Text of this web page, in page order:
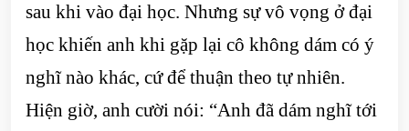
sau khi vào đại học. Nhưng sự vô vọng ở đại
học khiến anh khi gặp lại cô không dám có ý
nghĩ nào khác, cứ để thuận theo tự nhiên.
Hiện giờ, anh cười nói: “Anh đã dám nghĩ tới